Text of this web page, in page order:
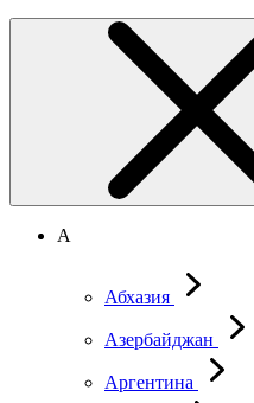
А
Абхазия
Азербайджан
Аргентина